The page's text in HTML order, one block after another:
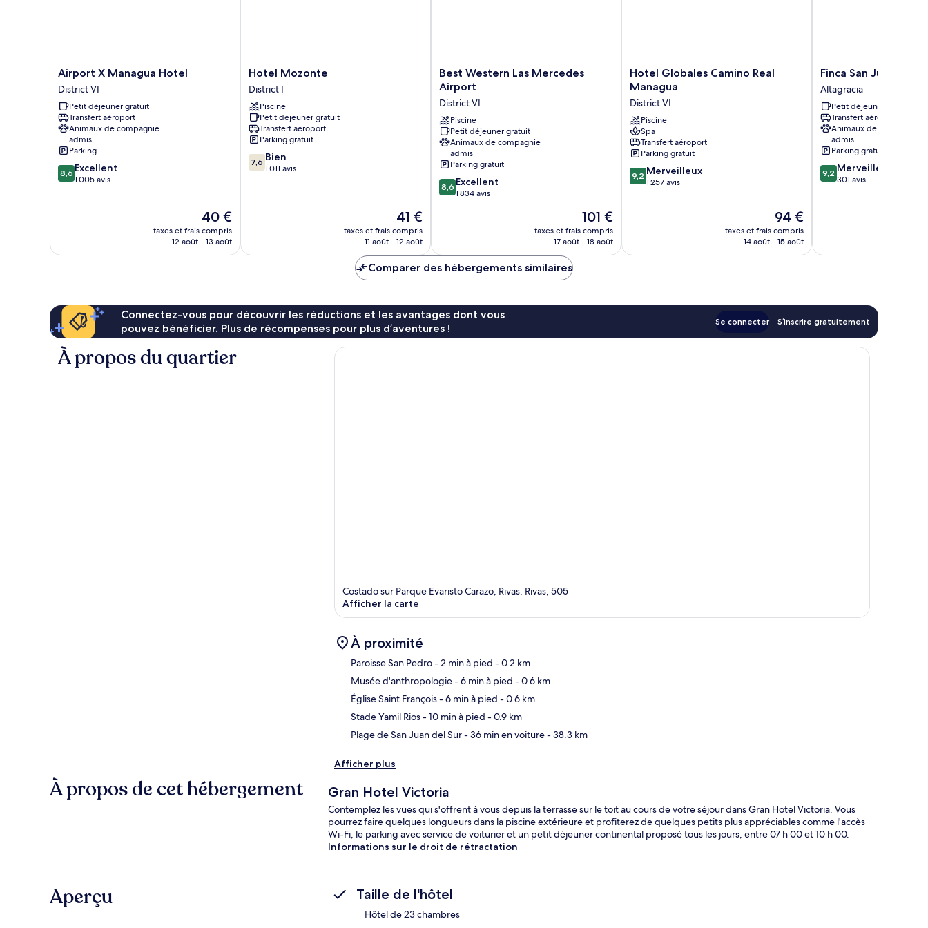
Airport
X
Managua
Hotel
District
VI
Airport X Managua Hotel
District VI
Petit déjeuner gratuit
Transfert aéroport
Animaux de compagnie
admis
Parking
8.6
sur
8,6 Excellent
1 005 avis
Le
nouveau
prix
40 €
taxes et frais compris
12 août - 13 août
Hotel
Mozonte
District
I
Hotel Mozonte
District I
Piscine
Petit déjeuner gratuit
Transfert aéroport
Parking gratuit
7.6
sur
7,6 Bien
1 011 avis
Le
nouveau
prix
de
41 €
taxes et frais compris
11 août - 12 août
Best
Western
Mercedes
Airport
District
VI
Best Western Las Mercedes
Airport
District VI
Piscine
Petit déjeuner gratuit
Animaux de compagnie
admis
Parking gratuit
8.6
sur
8,6 Excellent
1 834 avis
Le
nouveau
prix
101 €
taxes et frais compris
17 août - 18 août
Hotel
Globales
Camino
Real
Managua
District
VI
Hotel Globales Camino Real
Managua
District VI
Piscine
Spa
Transfert aéroport
Parking gratuit
9.2
sur
9,2 Merveilleux
1 257 avis
Le
nouveau
prix
94 €
taxes et frais compris
14 août - 15 août
Finca
San
Juan
de
la
Isla
Altagracia
Finca San Juan de la
Altagracia
Petit déjeuner gratuit
Transfert aéroport
Animaux de compagnie
admis
Parking gratuit
9.2
sur
9,2 Merveilleux
301 avis
Comparer des hébergements similaires
Connectez-vous pour découvrir les réductions et les avantages dont vous
pouvez bénéficier. Plus de récompenses pour plus d’aventures !
Se connecter S’inscrire gratuitement
À propos du quartier
Costado sur Parque Evaristo Carazo, Rivas, Rivas, 505
Afficher la carte
À proximité
Paroisse San Pedro- 2 min à pied - 0.2 km
Musée d'anthropologie- 6 min à pied - 0.6 km
Église Saint François- 6 min à pied - 0.6 km
Stade Yamil Rios- 10 min à pied - 0.9 km
Plage de San Juan del Sur- 36 min en voiture- 38.3 km
Afficher plus
À propos de cet hébergement Gran Hotel Victoria
Contemplez les vues qui s'offrent à vous depuis la terrasse sur le toit au cours de votre séjour dans Gran Hotel Victoria. Vous
pourrez faire quelques longueurs dans la piscine extérieure et profiterez de quelques petits plus appréciables comme l'accès
Wi-Fi, le parking avec service de voiturier et un petit déjeuner continental proposé tous les jours, entre 07 h 00 et 10 h 00.
Informations sur le droit de rétractation
Aperçu Taille de l'hôtel
Hôtel de 23 chambres